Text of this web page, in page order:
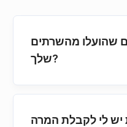
שהועלו מהשרתים
שלך?
יש לי לקבלת המרה